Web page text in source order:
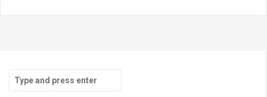
for: